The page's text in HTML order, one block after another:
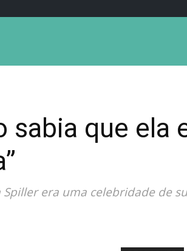
que ela
era uma celebridade de